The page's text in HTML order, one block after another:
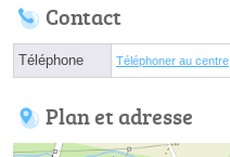
Contact
Téléphone Téléphoner au centre
Plan et adresse